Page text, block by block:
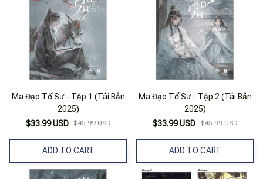
Ma Đạo Tổ Sư - Tập 1 (Tái Bản
2025)
$33.99 USD $45.99 USD
ADD TO CART
Ma Đạo Tổ Sư - Tập 2 (Tái Bản
2025)
$33.99 USD $45.99 USD
ADD TO CART